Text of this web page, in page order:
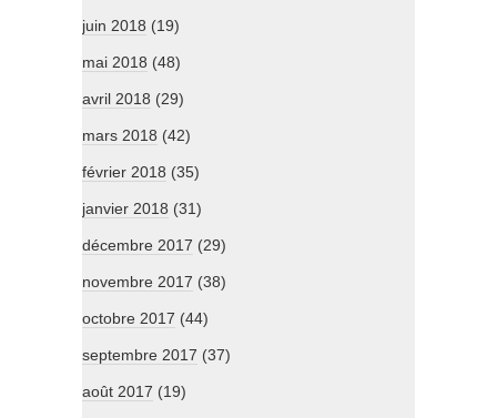
juin 2018 (19)
mai 2018 (48)
avril 2018 (29)
mars 2018 (42)
février 2018 (35)
janvier 2018 (31)
décembre 2017 (29)
novembre 2017 (38)
octobre 2017 (44)
septembre 2017 (37)
août 2017 (19)